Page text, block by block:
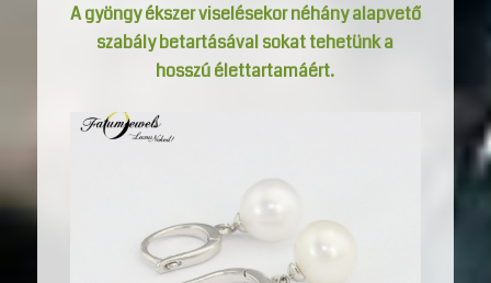
A gyöngy ékszer viselésekor néhány alapvető
szabály betartásával sokat tehetünk a
hosszú élettartamáért.